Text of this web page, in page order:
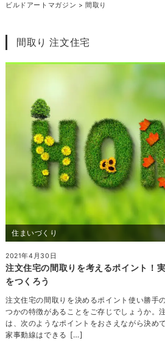
ビルドアートマガジン >間取り
間取り 注文住宅
住まいづくり
2021年4月30日
注文住宅の間取りを考えるポイント！
をつくろう
注文住宅の間取りを決めるポイント使い勝手
つかの特徴があることをご存じでしょうか。
は、次のようなポイントをおさえながら決め
家事動線はできる […]